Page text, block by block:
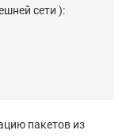
сети ):
пакетов из